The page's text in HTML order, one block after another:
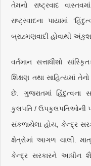
તેમનો રાષ્ટ્રવાદ
રાષ્ટ્રવાદના પાયામાં
બ્રાહ્મણવાદી હોવાથી
વર્તમાન સત્તાધીશો
શિક્ષણ તથા સાહિત્યમાં
છે. ગુજરાતમાં હિંદુત્વના
કુલપતિ / ઉપકુલપતિઓની
સંકળાયેલા હોય, કેન્દ્ર
ક્ષેત્રોમાં આગળ ચાલી.
કેન્દ્ર સરકારને આધીન